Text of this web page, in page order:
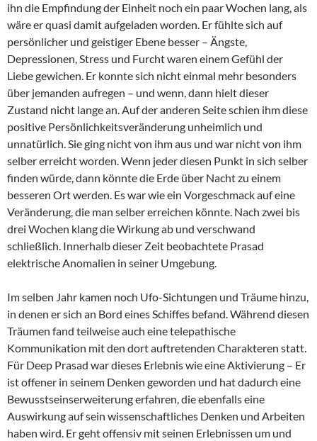
ihn die Empfindung der Einheit noch ein paar Wochen lang, als
wäre er quasi damit aufgeladen worden. Er fühlte sich auf
persönlicher und geistiger Ebene besser – Ängste,
Depressionen, Stress und Furcht waren einem Gefühl der
Liebe gewichen. Er konnte sich nicht einmal mehr besonders
über jemanden aufregen – und wenn, dann hielt dieser
Zustand nicht lange an. Auf der anderen Seite schien ihm diese
positive Persönlichkeitsveränderung unheimlich und
unnatürlich. Sie ging nicht von ihm aus und war nicht von ihm
selber erreicht worden. Wenn jeder diesen Punkt in sich selber
finden würde, dann könnte die Erde über Nacht zu einem
besseren Ort werden. Es war wie ein Vorgeschmack auf eine
Veränderung, die man selber erreichen könnte. Nach zwei bis
drei Wochen klang die Wirkung ab und verschwand
schließlich. Innerhalb dieser Zeit beobachtete Prasad
elektrische Anomalien in seiner Umgebung.
Im selben Jahr kamen noch Ufo-Sichtungen und Träume hinzu,
in denen er sich an Bord eines Schiffes befand. Während diesen
Träumen fand teilweise auch eine telepathische
Kommunikation mit den dort auftretenden Charakteren statt.
Für Deep Prasad war dieses Erlebnis wie eine Aktivierung – Er
ist offener in seinem Denken geworden und hat dadurch eine
Bewusstseinserweiterung erfahren, die ebenfalls eine
Auswirkung auf sein wissenschaftliches Denken und Arbeiten
haben wird. Er geht offensiv mit seinen Erlebnissen um und